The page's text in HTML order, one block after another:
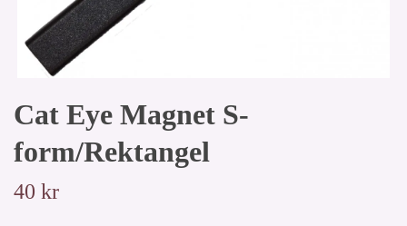
Cat Eye Magnet S-
form/Rektangel
40 kr